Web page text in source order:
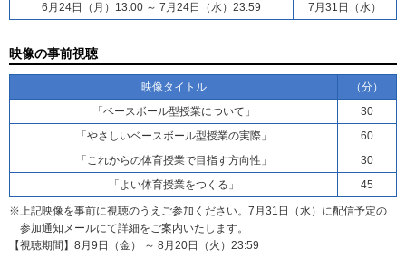
6月24日（月）13:00 ～ 7月24日（水）23:59
7月31日（水）
映像の事前視聴
映像タイトル
（分）
「ベースボール型授業について」
30
「やさしいベースボール型授業の実際」
60
「これからの体育授業で目指す方向性」
30
「よい体育授業をつくる」
45
※上記映像を事前に視聴のうえご参加ください。7月31日（水）に配信予定の
参加通知メールにて詳細をご案内いたします。
【視聴期間】8月9日（金） ～ 8月20日（火）23:59